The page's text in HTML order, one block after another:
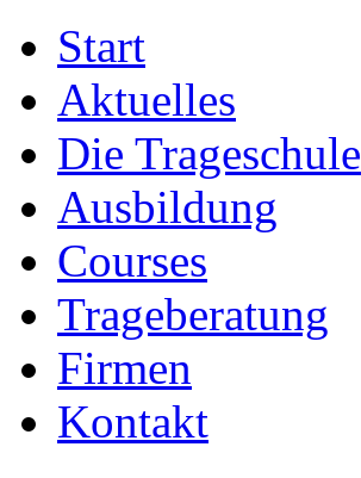
Start
Aktuelles
Die Trageschule
Ausbildung
Courses
Trageberatung
Firmen
Kontakt